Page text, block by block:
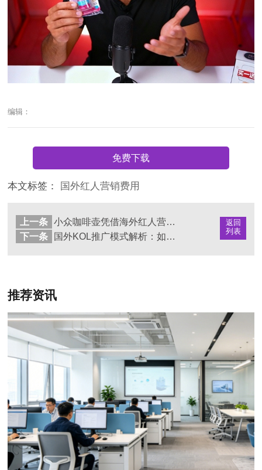
编辑：
免费下载
本文标签： 国外红人营销费用
返回
列表
上一条
小众咖啡壶凭借海外红人营销出圈，年销20万台，营收超1.5亿！
下一条
国外KOL推广模式解析：如何选择合适的营销方式
推荐资讯